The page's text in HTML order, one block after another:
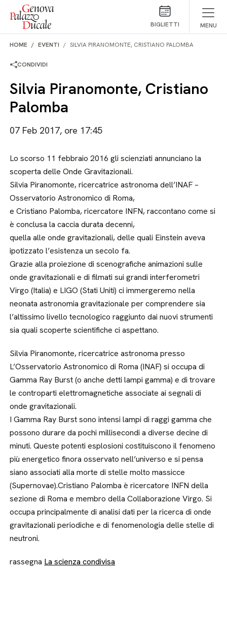
Salta al contenuto
BIGLIETTI MENU
HOME EVENTI SILVIA PIRANOMONTE, CRISTIANO PALOMBA
CONDIVIDI
Silvia Piranomonte, Cristiano
Palomba
07 Feb 2017, ore 17:45
Lo scorso 11 febbraio 2016 gli scienziati annunciano la
scoperta delle Onde Gravitazionali.
Silvia Piranomonte, ricercatrice astronoma dell’INAF –
Osservatorio Astronomico di Roma,
e Cristiano Palomba, ricercatore INFN, raccontano come si
è conclusa la caccia durata decenni,
quella alle onde gravitazionali, delle quali Einstein aveva
ipotizzato l’esistenza un secolo fa.
Grazie alla proiezione di scenografiche animazioni sulle
onde gravitazionali e di filmati sui grandi interferometri
Virgo (Italia) e LIGO (Stati Uniti) ci immergeremo nella
neonata astronomia gravitazionale per comprendere sia
l’altissimo livello tecnologico raggiunto dai nuovi strumenti
sia quali scoperte scientifiche ci aspettano.
Silvia Piranomonte, ricercatrice astronoma presso
L’Osservatorio Astronomico di Roma (INAF) si occupa di
Gamma Ray Burst (o anche detti lampi gamma) e di trovare
le controparti elettromagnetiche associate ai segnali di
onde gravitazionali.
I Gamma Ray Burst sono intensi lampi di raggi gamma che
possono durare da pochi millisecondi a diverse decine di
minuti. Queste potenti esplosioni costituiscono il fenomeno
più energetico finora osservato nell’universo e si pensa
siano associati alla morte di stelle molto massicce
(Supernovae).Cristiano Palomba è ricercatore INFN della
sezione di Roma e membro della Collaborazione Virgo. Si
occupa principalmente di analisi dati per la ricerca di onde
gravitazionali periodiche e di fenomenologia delle stelle di
neutroni.
rassegna La scienza condivisa